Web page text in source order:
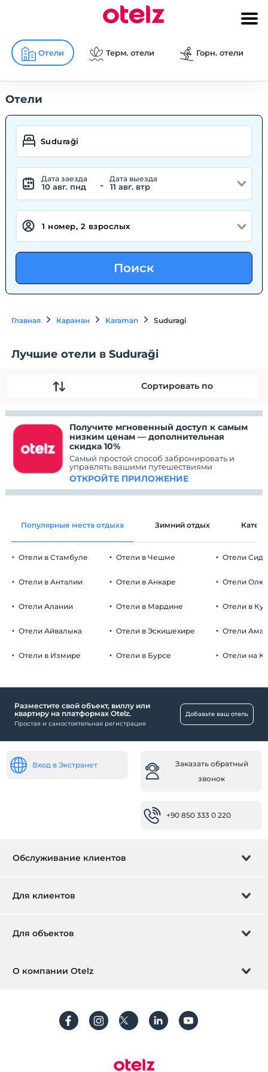
Отели Терм. отели Горн. отели
Отели
Дата заезда
10 авг. пнд -
Дата выезда
11 авг. втр
Поиск
Главная Караман Karaman Suduragi
Лучшие отели в Suduraği
Сортировать по
Получите мгновенный доступ к самым
низким ценам — дополнительная
скидка 10%
Самый простой способ забронировать и
управлять вашими путешествиями
ОТКРОЙТЕ ПРИЛОЖЕНИЕ
Популярные места отдыха Зимний отдых
Отели в Стамбуле
Отели в Анталии
Отели Алании
Отели Айвалыка
Отели в Измире
Отели в Чешме
Отели в Анкаре
Отели в Мардине
Отели в Эскишехире
Отели в Бурсе
Отели Сиде
Отели
Отели в
Отели
Отели на
Разместите свой объект, виллу или
квартиру на платформах Otelz.
Простая и самостоятельная регистрация
Добавьте ваш отель
Вход в Экстранет
Заказать обратный
звонок
+90 850 333 0 220
Обслуживание клиентов
Часто задаваемые вопросы
Для клиентов
Подарочная карта
Зарегистрироваться
Для объектов
Добавьте ваш отель
О компании Otelz